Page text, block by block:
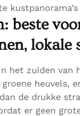
beste
lokale
het zuiden van
heuvels,
de drukke
er geen